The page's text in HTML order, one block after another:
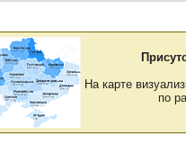
На карте
по